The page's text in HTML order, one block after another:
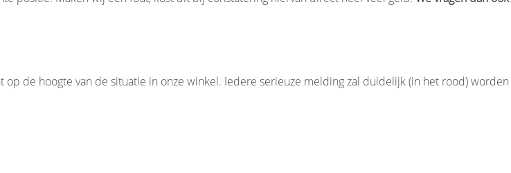
de hoogte van de situatie in onze winkel. Iedere serieuze melding zal duidelijk (in het rood) worden